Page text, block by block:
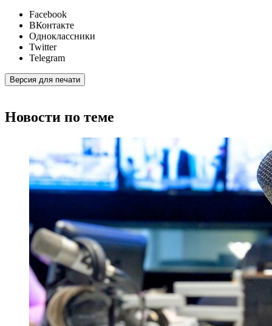
Facebook
ВКонтакте
Одноклассники
Twitter
Telegram
Версия для печати
Новости по теме